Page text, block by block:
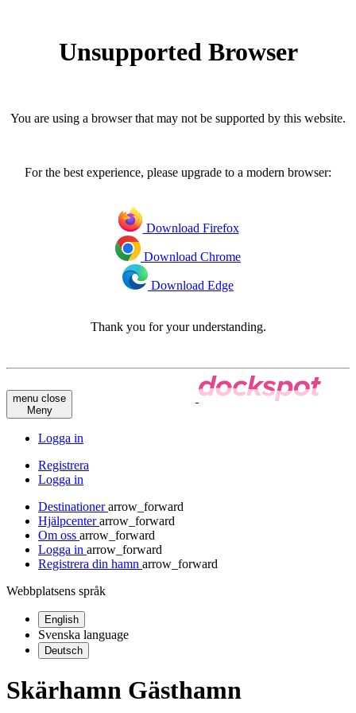
Unsupported Browser
You are using a browser that may not be supported by this website.
For the best experience, please upgrade to a modern browser:
Download Firefox
Download Chrome
Download Edge
Thank you for your understanding.
menu close
Meny
Logga in
Registrera
Logga in
Destinationerarrow_forward
Hjälpcenterarrow_forward
Om oss arrow_forward
Logga in arrow_forward
Registrera din hamn arrow_forward
Webbplatsens språk
English
Svenska language
Deutsch
Skärhamn Gästhamn